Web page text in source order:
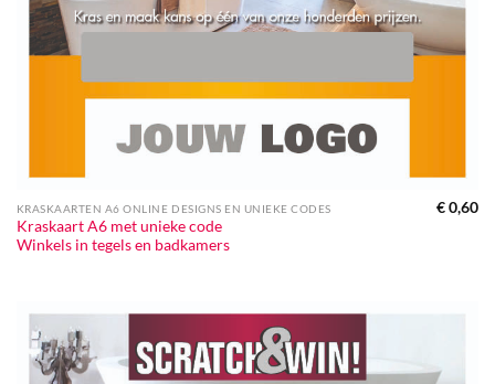
KRASKAARTEN A6 ONLINE DESIGNS EN UNIEKE CODES
Kraskaart A6 met unieke code
Winkels in tegels en badkamers
€0,60